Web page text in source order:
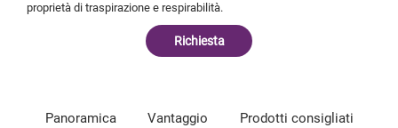
proprietà di traspirazione e respirabilità.
Richiesta
Panoramica Vantaggio Prodotti consigliati